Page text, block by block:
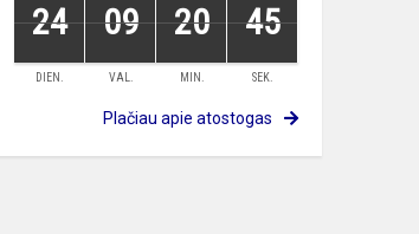
24 09 20 44
DIEN. VAL. MIN. SEK.
Plačiau apie atostogas